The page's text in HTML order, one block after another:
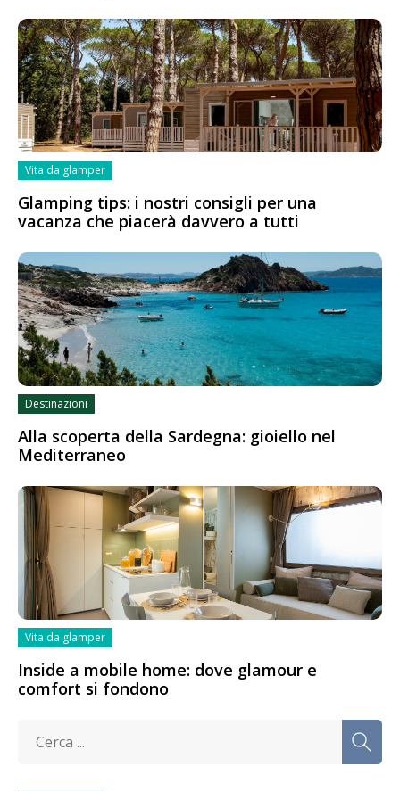
Vita da glamper
Glamping tips: i nostri consigli per una
vacanza che piacerà davvero a tutti
Destinazioni
Alla scoperta della Sardegna: gioiello nel
Mediterraneo
Vita da glamper
Inside a mobile home: dove glamour e
comfort si fondono